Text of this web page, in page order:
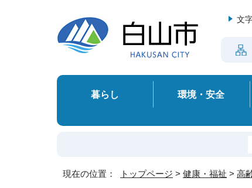
文
暮らし 環境・安全
現在の位置： トップページ > 健康・福祉 > 高